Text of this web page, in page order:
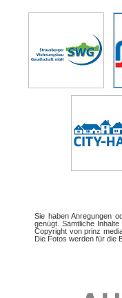
Sie haben Anregungen
genügt. Sämtliche
Copyright von prinz
Die Fotos werden für die